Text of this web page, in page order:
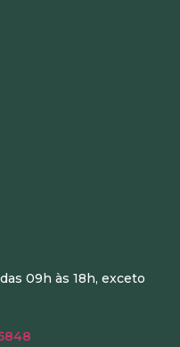
09h às 18h, exceto